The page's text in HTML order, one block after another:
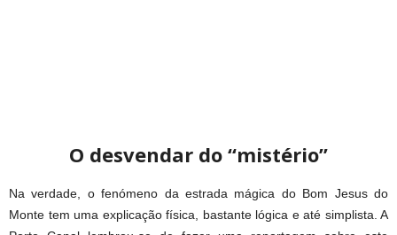
O desvendar do “mistério”
Na verdade, o fenómeno da estrada mágica do Bom Jesus do
Monte tem uma explicação física, bastante lógica e até simplista. A